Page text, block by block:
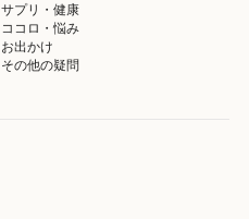
サプリ・健康
ココロ・悩み
お出かけ
その他の疑問